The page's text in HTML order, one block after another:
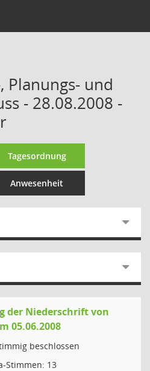
Planungs- und
- 28.08.2008 -
Tagesordnung
Anwesenheit
der Niederschrift von
05.06.2008
beschlossen
Stimmen: 13